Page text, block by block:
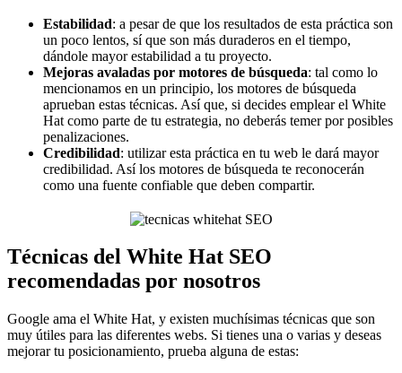
Estabilidad: a pesar de que los resultados de esta práctica son
un poco lentos, sí que son más duraderos en el tiempo,
dándole mayor estabilidad a tu proyecto.
Mejoras avaladas por motores de búsqueda: tal como lo
mencionamos en un principio, los motores de búsqueda
aprueban estas técnicas. Así que, si decides emplear el White
Hat como parte de tu estrategia, no deberás temer por posibles
penalizaciones.
Credibilidad: utilizar esta práctica en tu web le dará mayor
credibilidad. Así los motores de búsqueda te reconocerán
como una fuente confiable que deben compartir.
Técnicas del White Hat SEO
recomendadas por nosotros
Google ama el White Hat, y existen muchísimas técnicas que son
muy útiles para las diferentes webs. Si tienes una o varias y deseas
mejorar tu posicionamiento, prueba alguna de estas: